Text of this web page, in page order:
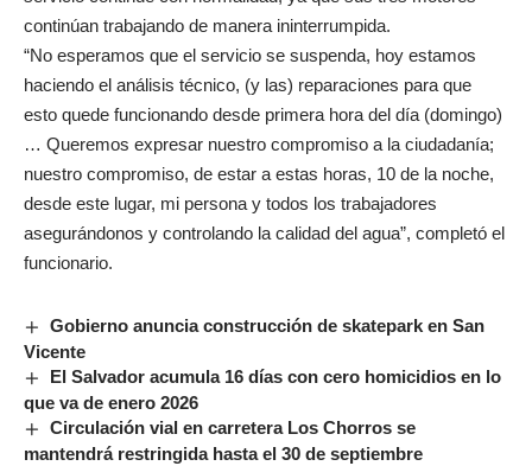
continúan trabajando de manera ininterrumpida.
“No esperamos que el servicio se suspenda, hoy estamos
haciendo el análisis técnico, (y las) reparaciones para que
esto quede funcionando desde primera hora del día (domingo)
… Queremos expresar nuestro compromiso a la ciudadanía;
nuestro compromiso, de estar a estas horas, 10 de la noche,
desde este lugar, mi persona y todos los trabajadores
asegurándonos y controlando la calidad del agua”, completó el
funcionario.
Gobierno anuncia construcción de skatepark en San
Vicente
El Salvador acumula 16 días con cero homicidios en lo
que va de enero 2026
Circulación vial en carretera Los Chorros se
mantendrá restringida hasta el 30 de septiembre